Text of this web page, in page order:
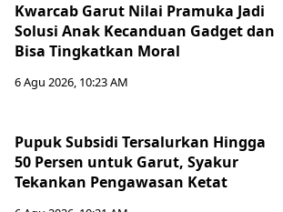
Kwarcab Garut Nilai Pramuka Jadi
Solusi Anak Kecanduan Gadget dan
Bisa Tingkatkan Moral
6 Agu 2026, 10:23 AM
Pupuk Subsidi Tersalurkan Hingga
50 Persen untuk Garut, Syakur
Tekankan Pengawasan Ketat